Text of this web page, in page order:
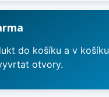
do košíku a v košíku
otvory.